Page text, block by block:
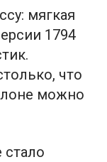
мягкая
1794
что
можно
стало